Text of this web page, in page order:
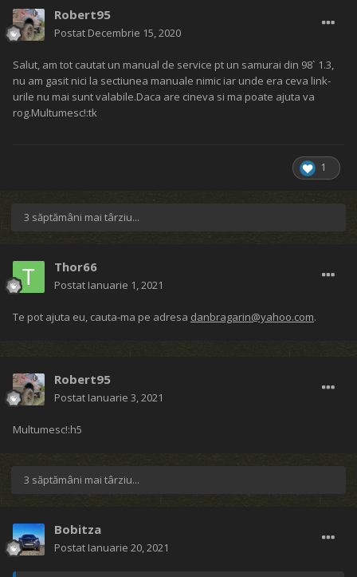
Robert95
Postat Decembrie 15, 2020
Salut, am tot cautat un manual de service pt un samurai din 98` 1.3,
nu am gasit nici la sectiunea manuale nimic iar unde era ceva link-
urile nu mai sunt valabile.Daca are cineva si ma poate ajuta va
rog.Multumesc!:tk
1
3 săptămâni mai târziu...
Thor66
Postat Ianuarie 1, 2021
Te pot ajuta eu, cauta-ma pe adresa danbragarin@yahoo.com.
Robert95
Postat Ianuarie 3, 2021
Multumesc!:h5
3 săptămâni mai târziu...
Bobitza
Postat Ianuarie 20, 2021